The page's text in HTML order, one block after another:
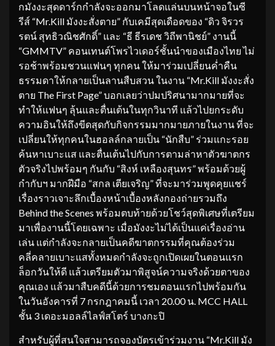
กมังงะสุดดาร์กกำลังจะออกมาโลดแล่นบนหน้าจอในซี
รีส์ “Mr.Kill มังงะสั่งตาย” กับเคมีสุดเดือดของ “ดิว จิรวร
รตน์ สุทธิวณิชศักดิ์” และ “ธี ธีรเดช วิถีพานิชย์” งานนี้
“GMMTV” คอนเทนต์โพรไวเดอร์ชั้นนำของเมืองไทย ไม่
รอช้าพร้อมชวนแฟนๆ ทุกคน ให้มาร่วมเปลี่ยนค่ำคืน
ธรรมดาให้กลายเป็นลานสืบสวน ในงาน “Mr.Kill มังงะสั่ง
ตาย The First Page” บอกเลยว่าปมปริศนามากมายที่จะ
ทำให้แฟนๆ ลุ้นและตื่นเต้นในทุกวินาที แล้วไปยกระดับ
ความอินให้ถึงขีดสุดกับกิจกรรมมากมายภายในงาน ที่จะ
เปลี่ยนให้ทุกคนในฮอลล์กลายเป็น “นักสืบ” ร่วมแกะรอย
ค้นหาเบาะแส และตื่นเต้นไปกับการตามล่าหาตัวฆาตกร
ตัวจริงไปพร้อมๆ กันกับ “สิงห์ เหลืองสุนทร” พร้อมด้วยผู้
กำกับฯ มากฝีมือ “สกล เตียเจริญ” ที่จะมาร่วมพูดคุยแชร์
เรื่องราวเจาะลึกเบื้องหน้าเบื้องหลังกองถ่ายรวมถึง
Behind the Scenes พร้อมตบท้ายด้วยโชว์สุดพิเศษที่เตรียม
มาเพื่องานนี้โดยเฉพาะ เมื่อมังงะไม่ได้เป็นแค่เรื่องอ่าน
เล่น แต่กำลังจะกลายเป็นคดีฆาตกรรมที่คุณต้องร่วม
คลี่คลายเบาะแสทั้งหมดกำลังจะถูกเปิดเผยในตอนแรก
ล็อกวันให้ดี แล้วเตรียมตัวมาพิสูจน์ความจริงด้วยตาของ
คุณเอง แล้วมาสืบคดีนี้ด้วยการชมตอนแรกไปพร้อมกัน
ในวันอังคารที่ 7 กรกฎาคมนี้ เวลา 20.00 น. MCC HALL
ชั้น 3 เดอะมอลล์ไลฟ์สโตร์ บางกะปิ
สำหรับผู้ที่สนใจสามารถจองบัตรเข้าร่วมงาน “Mr.Kill มัง